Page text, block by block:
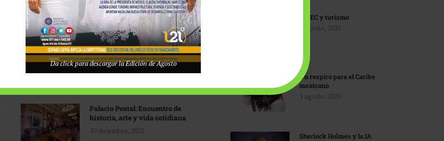
1 abril, 2026
Industria global en
reconfiguración
31 marzo, 2026
Palacio Postal: Encuentro de
historia, arte y vida cotidiana
10 diciembre, 2025
TMEC y turismo
3 agosto, 2026
Un respiro para el Caribe
mexicano
3 agosto, 2026
Sherlock Holmes y la IA
Da click para descargar la Edición de Agosto